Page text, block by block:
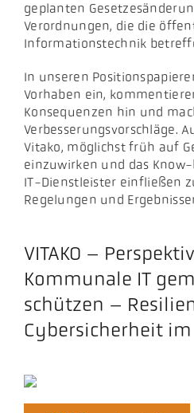
geplanten
Verordnungen, die die
Informationstechnik
In unseren
Vorhaben ein,
Konsequenzen hin und
Verbesserungsvorschläge.
Vitako, möglichst früh auf
einzuwirken und das
IT-Dienstleister einfließen
Regelungen und
VITAKO –
Kommunale IT
schützen –
Cybersicherheit im